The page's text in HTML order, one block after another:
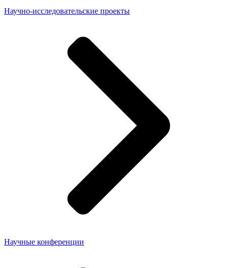
Научно-исследовательские проекты
Научные конференции